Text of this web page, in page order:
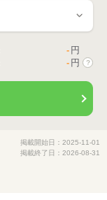
- 円
- 円 ?
掲載開始日：2025-11-01
掲載終了日：2026-08-31